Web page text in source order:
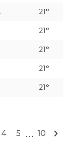
21°
21°
21°
21°
21°
4 5 ... 10